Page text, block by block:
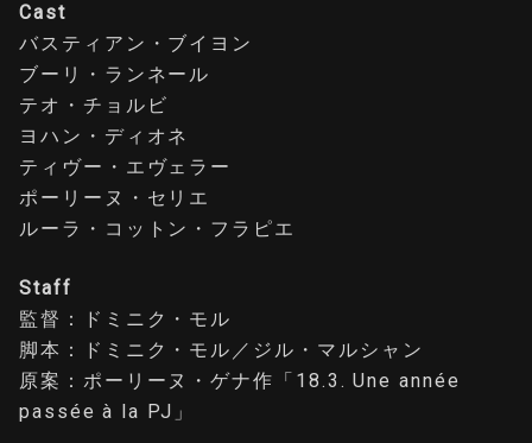
Cast
バスティアン・ブイヨン
ブーリ・ランネール
テオ・チョルビ
ヨハン・ディオネ
ティヴー・エヴェラー
ポーリーヌ・セリエ
ルーラ・コットン・フラピエ
Staff
監督：ドミニク・モル
脚本：ドミニク・モル／ジル・マルシャン
原案：ポーリーヌ・ゲナ作「18.3. Une année
passée à la PJ」